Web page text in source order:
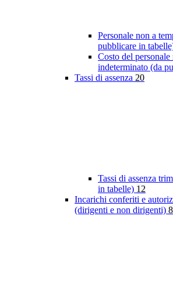
Personale non a
pubblicare in
Costo del personale
indeterminato (da
Tassi di assenza 20
Tassi di assenza
in tabelle) 12
Incarichi conferiti e
(dirigenti e non dirigenti)